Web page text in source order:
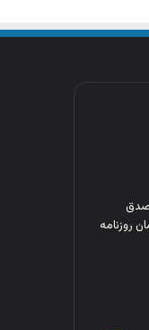
پلاك ١ (ساختمان روزنامه